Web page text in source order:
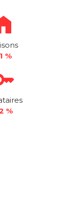
%
%